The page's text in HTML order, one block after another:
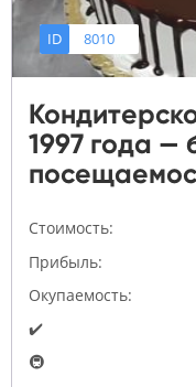
ID 8010
1997 года —
Стоимость:
Прибыль:
Окупаемость:
✔️
🚇